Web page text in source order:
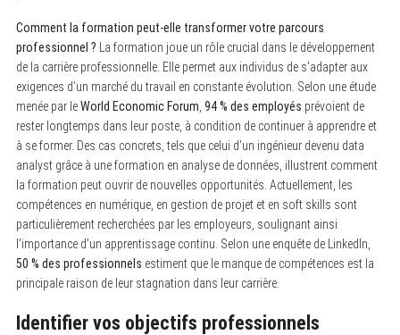
Comment la formation peut-elle transformer votre parcours
professionnel ? La formation joue un rôle crucial dans le développement
de la carrière professionnelle. Elle permet aux individus de s’adapter aux
exigences d’un marché du travail en constante évolution. Selon une étude
menée par leWorld Economic Forum 94 % des employés prévoient de
rester longtemps dans leur poste, à condition de continuer à apprendre et
à se former. Des cas concrets, tels que celui d’un ingénieur devenu data
analyst grâce à une formation en analyse de données, illustrent comment
la formation peut ouvrir de nouvelles opportunités. Actuellement, les
compétences en numérique, en gestion de projet et en soft skills sont
particulièrement recherchées par les employeurs, soulignant ainsi
l’importance d’un apprentissage continu. Selon une enquête de LinkedIn,
50 % des professionnels estiment que le manque de compétences est la
principale raison de leur stagnation dans leur carrière.
Identifier vos objectifs professionnels